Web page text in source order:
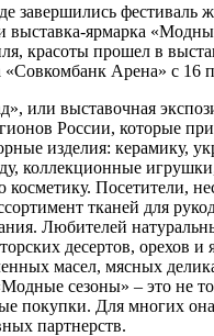
завершились фестиваль
выставка-ярмарка
красоты прошел в
«Совкомбанк Арена» с 16
или выставочная
России, которые
изделия: керамику,
коллекционные
косметику. Посетители,
тканей для
Любителей
десертов, орехов и
масел, мясных
сезоны» – это не
покупки. Для многих она
партнерств.